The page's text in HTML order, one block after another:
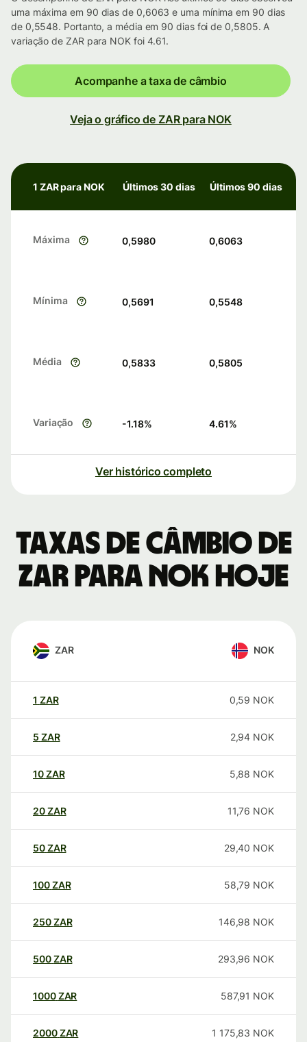
uma máxima em 90 dias de 0,6063 e uma mínima em 90 dias
de 0,5548. Portanto, a média em 90 dias foi de 0,5805. A
variação de ZAR para NOK foi 4.61.
Acompanhe a taxa de câmbio
Veja o gráfico de ZAR para NOK
1 ZAR para NOK Últimos 30 dias Últimos 90 dias
Máxima 0,5980 0,6063
Mínima 0,5691 0,5548
Média 0,5833 0,5805
Variação -1.18% 4.61%
Ver histórico completo
Taxas de câmbio de
ZAR para NOK hoje
ZAR NOK
1 ZAR 0,59 NOK
5 ZAR 2,94 NOK
10ZAR 5,88 NOK
20ZAR 11,76 NOK
50ZAR 29,40 NOK
100ZAR 58,79 NOK
250ZAR 146,98 NOK
500ZAR 293,96 NOK
1000ZAR 587,91 NOK
2000ZAR 1 175,83 NOK